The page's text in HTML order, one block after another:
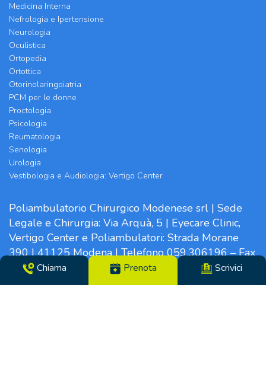
Medicina Interna
Nefrologia e Ipertensione
Neurologia
Oculistica
Ortopedia
Ortottica
Otorinolaringoiatria
PCM per le donne
Proctologia
Psicologia
Reumatologia
Senologia
Urologia
Vestibologia e Audiologia: Vertigo Center
Poliambulatorio Chirurgico Modenese srl | Sede
Legale e Chirurgia: Via Arquà, 5 | Eyecare Clinic,
Vertigo Center e Poliambulatori: Strada Morane
390 | 41125 Modena | Telefono 059.306196 – Fax
059.305142 | Direttore Sanitario dott.ssa Tiziana
Paglia | CF/N°REG. IMP. 02319560369 | P.IVA
Chiama Prenota Scrivici